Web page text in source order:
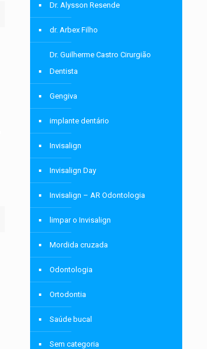
Dr. Alysson Resende
dr. Arbex Filho
Dr. Guilherme Castro Cirurgião
Dentista
Gengiva
implante dentário
Invisalign
Invisalign Day
Invisalign – AR Odontologia
limpar o Invisalign
Mordida cruzada
Odontologia
Ortodontia
Saúde bucal
Sem categoria